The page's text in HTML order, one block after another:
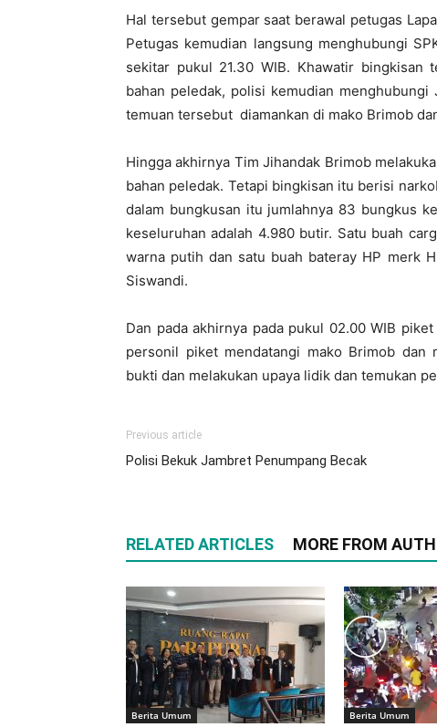
Hal tersebut gempar saat berawal petugas
Petugas kemudian langsung menghubungi
sekitar pukul 21.30 WIB. Khawatir bingkisan
bahan peledak, polisi kemudian
temuan tersebut diamankan di mako Brimob
Hingga akhirnya Tim Jihandak Brimob
bahan peledak. Tetapi bingkisan itu berisi
dalam bungkusan itu jumlahnya 83 bungkus
keseluruhan adalah 4.980 butir. Satu buah
warna putih dan satu buah bateray HP merk
Siswandi.
Dan pada akhirnya pada pukul 02.00 WIB
personil piket mendatangi mako Brimob dan
bukti dan melakukan upaya lidik dan temukan
Previous article
Polisi Bekuk Jambret Penumpang Becak
RELATED ARTICLES MORE FROM
Berita Umum Berita Umum